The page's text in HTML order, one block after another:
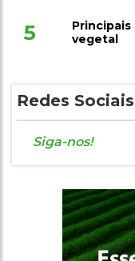
5
vegetal
Redes Sociais
Siga-nos!